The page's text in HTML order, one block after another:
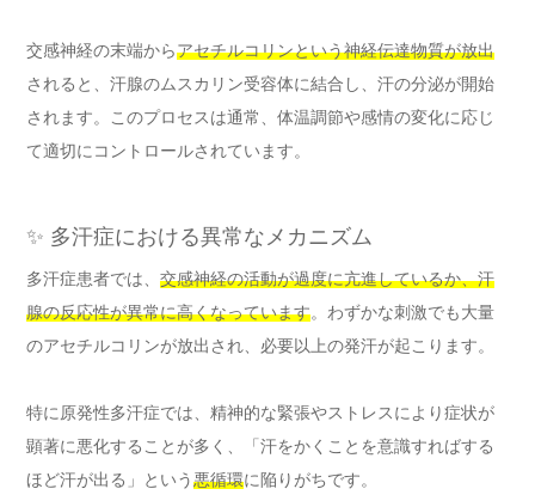
交感神経の末端からアセチルコリンという神経伝達物質が放出
されると、汗腺のムスカリン受容体に結合し、汗の分泌が開始
されます。このプロセスは通常、体温調節や感情の変化に応じ
て適切にコントロールされています。
✨ 多汗症における異常なメカニズム
多汗症患者では、 交感神経の活動が過度に亢進しているか、汗
腺の反応性が異常に高くなっています。わずかな刺激でも大量
のアセチルコリンが放出され、必要以上の発汗が起こります。
特に原発性多汗症では、精神的な緊張やストレスにより症状が
顕著に悪化することが多く、「汗をかくことを意識すればする
ほど汗が出る」という悪循環に陥りがちです。